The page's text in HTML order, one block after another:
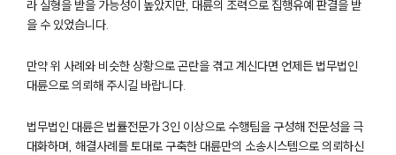
라 실형을 받을 가능성이 높았지만, 대륜의 조력으로 집행유예 판결을 받
을 수 있었습니다.
만약 위 사례와 비슷한 상황으로 곤란을 겪고 계신다면 언제든 법무법인
대륜으로 의뢰해 주시길 바랍니다.
법무법인 대륜은 법률전문가 3인 이상으로 수행팀을 구성해 전문성을 극
대화하며, 해결사례를 토대로 구축한 대륜만의 소송시스템으로 의뢰하신